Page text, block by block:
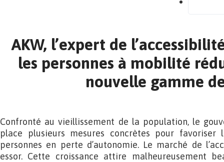
AKW, l’expert de
les personnes à mobilité
nouvelle gamme
Confronté au vieillissement de la population, le
place plusieurs mesures concrètes pour
personnes en perte d’autonomie. Le marché de
essor. Cette croissance attire malheureusement